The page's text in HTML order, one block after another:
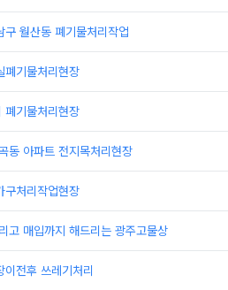
구 월산동 폐기물처리작업
폐기물처리현장
폐기물처리현장
동 아파트 전지목처리현장
구처리작업현장
고 매입까지 해드리는 광주고물상
전후 쓰레기처리